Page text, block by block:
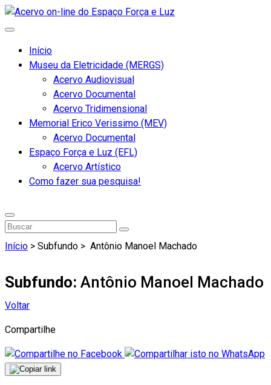
Início
Museu da Eletricidade (MERGS)
Acervo Audiovisual
Acervo Documental
Acervo Tridimensional
Memorial Erico Verissimo (MEV)
Acervo Documental
Espaço Força e Luz (EFL)
Acervo Artístico
Como fazer sua pesquisa!
Início > Subfundo > Antônio Manoel Machado
Subfundo: Antônio Manoel Machado
Voltar
Compartilhe